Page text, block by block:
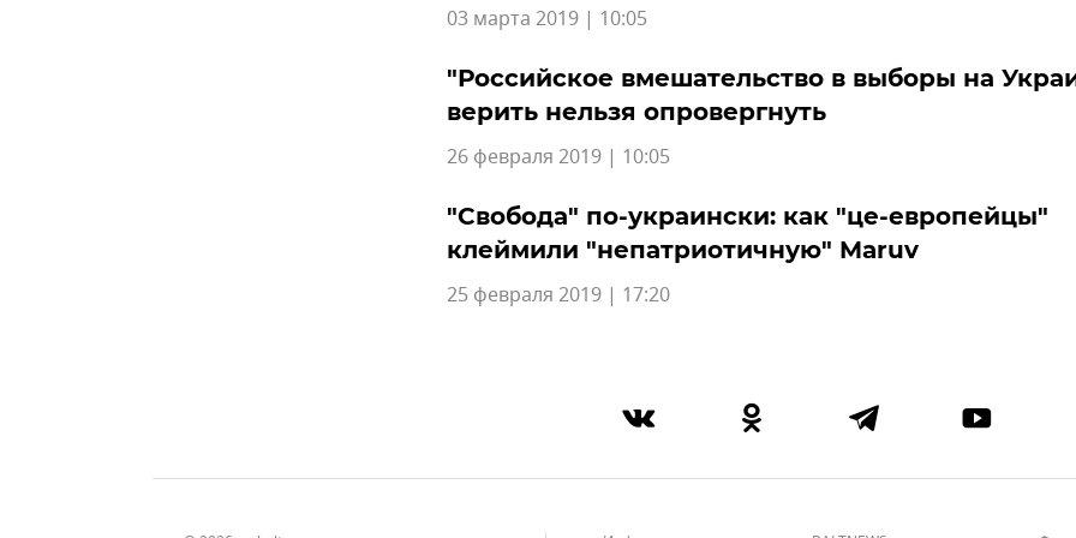
03 марта 2019 | 10:05
"Российское вмешательство в выборы на
верить нельзя опровергнуть
26 февраля 2019 | 10:05
"Свобода" по-украински: как "це-европейцы"
клеймили "непатриотичную" Maruv
25 февраля 2019 | 17:20